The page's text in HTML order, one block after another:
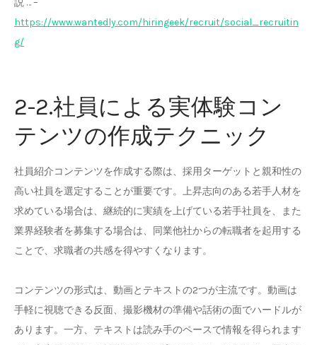
https://www.wantedly.com/hiringeek/recruit/social_recruitin
g/
2-2.社員による実体験コン
テンツの作成テクニック
社員紹介コンテンツを作成する際は、採用ターゲットと親和性の
高い社員を選定することが重要です。上昇志向のある若手人材を
求めている場合は、継続的に実績を上げている若手社員を、また
業界経験者を募集する場合は、同業他社からの転職者を起用する
ことで、求職者の共感を得やすくなります。
コンテンツの形式は、動画とテキストの2つが主流です。動画は
手軽に視聴できる反面、撮影機材の準備や話術の面でハードルが
あります。一方、テキストは読み手のペースで情報を得られます